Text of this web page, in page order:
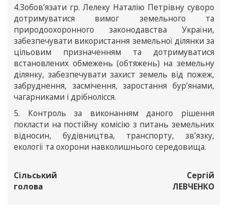
4.Зобов’язати гр. Лелеку Наталію Петрівну суворо
дотримуватися вимог земельного та
природоохоронного законодавства України,
забезпечувати використання земельної ділянки за
цільовим призначенням та дотримуватися
встановлених обмежень (обтяжень) на земельну
ділянку, забезпечувати захист земель від пожеж,
забруднення, засмічення, заростання бур’янами,
чагарниками і дрібнолісся.
5. Контроль за виконанням даного рішення
покласти на постійну комісію з питань земельних
відносин, будівництва, транспорту, зв’язку,
екології та охорони навколишнього середовища.
Сільський
голова
Сергій
ЛЕВЧЕНКО